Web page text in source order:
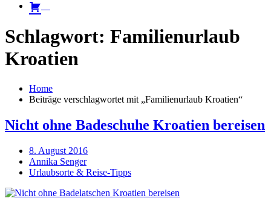
Schlagwort: Familienurlaub
Kroatien
Home
Beiträge verschlagwortet mit „Familienurlaub Kroatien“
Nicht ohne Badeschuhe Kroatien bereisen
8. August 2016
Annika Senger
Urlaubsorte & Reise-Tipps